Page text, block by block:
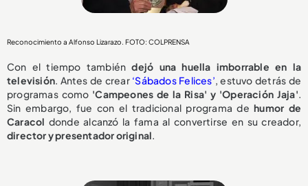
Reconocimiento a Alfonso Lizarazo. FOTO: COLPRENSA
Con el tiempo tambiéndejó una huella imborrable en la
televisión. Antes de crear ‘SábadosFelices’, estuvo detrás de
programas como 'Campeones de la Risa' y 'Operación Jaja'.
Sin embargo, fue con el tradicional programa dehumor de
Caracol donde alcanzó la fama al convertirse en su creador,
director y presentador original.